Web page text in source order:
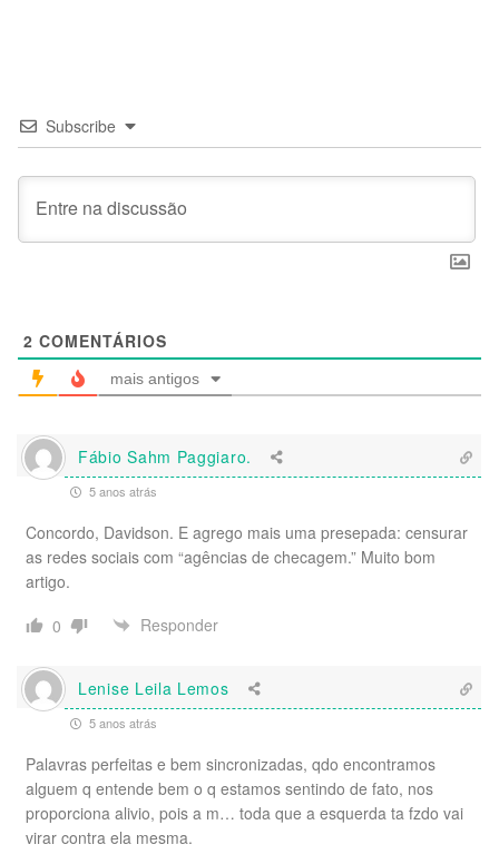
Subscribe
2 COMENTÁRIOS
mais antigos
Fábio Sahm Paggiaro.
5 anos atrás
Concordo, Davidson. E agrego mais uma presepada: censurar
as redes sociais com “agências de checagem.” Muito bom
artigo.
0
Responder
Lenise Leila Lemos
5 anos atrás
Palavras perfeitas e bem sincronizadas, qdo encontramos
alguem q entende bem o q estamos sentindo de fato, nos
proporciona alivio, pois a m… toda que a esquerda ta fzdo vai
virar contra ela mesma.